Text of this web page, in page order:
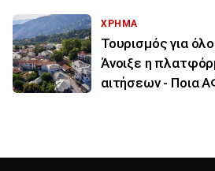
ΧΡΗΜΑ
Τουρισμός για
Άνοιξε η
αιτήσεων - Ποια